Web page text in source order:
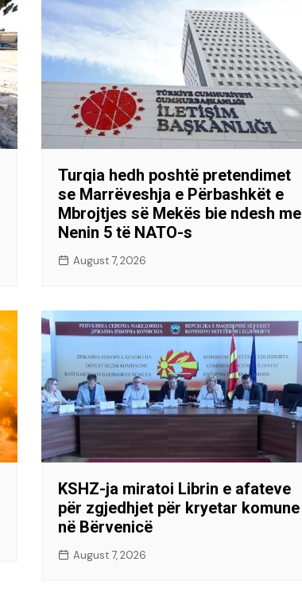
Turqia hedh poshtë pretendimet
se Marrëveshja e Përbashkët e
Mbrojtjes së Mekës bie ndesh me
Nenin 5 të NATO-s
August 7, 2026
KSHZ-ja miratoi Librin e afateve
për zgjedhjet për kryetar komune
në Bërvenicë
August 7, 2026